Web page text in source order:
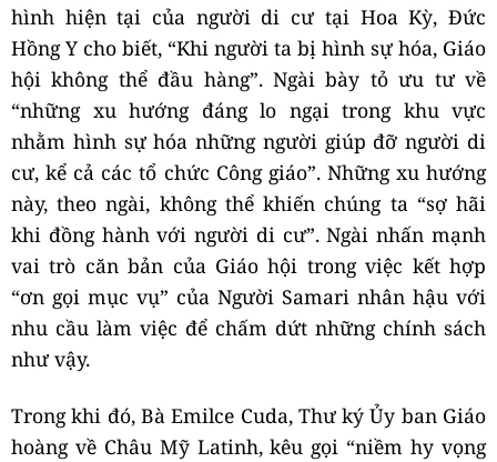
hình hiện tại của người di cư tại Hoa Kỳ, Đức
Hồng Y cho biết, “Khi người ta bị hình sự hóa, Giáo
hội không thể đầu hàng”. Ngài bày tỏ ưu tư về
“những xu hướng đáng lo ngại trong khu vực
nhằm hình sự hóa những người giúp đỡ người di
cư, kể cả các tổ chức Công giáo”. Những xu hướng
này, theo ngài, không thể khiến chúng ta “sợ hãi
khi đồng hành với người di cư”. Ngài nhấn mạnh
vai trò căn bản của Giáo hội trong việc kết hợp
“ơn gọi mục vụ” của Người Samari nhân hậu với
nhu cầu làm việc để chấm dứt những chính sách
như vậy.
Trong khi đó, Bà Emilce Cuda, Thư ký Ủy ban Giáo
hoàng về Châu Mỹ Latinh, kêu gọi “niềm hy vọng